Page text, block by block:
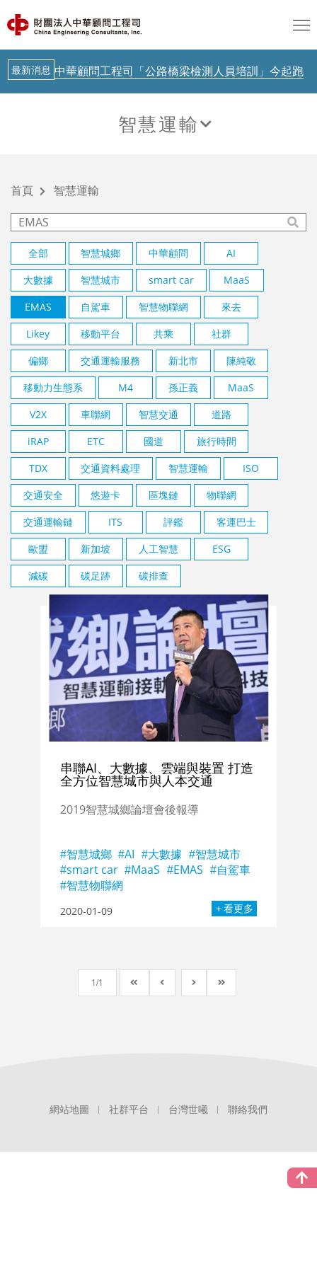
AI新知 聯合國示警：AI治理落後Agent時代
最新消息 中華顧問工程司「公路橋梁檢測人員培訓」今起跑
最新消息 中華顧問工程司「公路橋梁檢測人員培訓」今起跑
AI新知 從生成式AI到實體AI－日本鐵道落地驗證中
智慧運輸
首頁
智慧運輸
全部 智慧城鄉 中華顧問
AI
大數據
智慧城市 smart car
MaaS
EMAS
自駕車 智慧物聯網
來去
Likey
移動平台 共乘
社群
偏鄉
交通運輸服務 新北市
陳純敬
移動力生態系
M4 孫正義
MaaS
V2X
車聯網 智慧交通
道路
iRAP
ETC 國道
旅行時間
TDX
交通資料處理 智慧運輸
ISO
交通安全
悠遊卡 區塊鏈
物聯網
交通運輸鏈
ITS 評鑑
客運巴士
歐盟
新加坡 人工智慧
ESG
減碳
碳足跡 碳排查
串聯AI、大數據、雲端與裝置 打造
全方位智慧城市與人本交通
2019智慧城鄉論壇會後報導
智慧城鄉 AI 大數據
智慧城市
smart car
MaaS EMAS
自駕車
智慧物聯網
2020-01-09 看更多
1 1
網站地圖 社群平台 台灣世曦 聯絡我們